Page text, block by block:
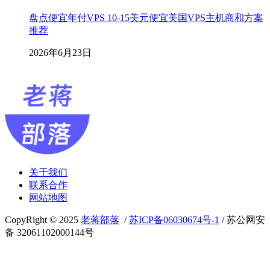
盘点便宜年付VPS 10-15美元便宜美国VPS主机商和方案
推荐
2026年6月23日
关于我们
联系合作
网站地图
CopyRight © 2025 老蒋部落 /苏ICP备06030674号-1 / 苏公网安
备 32061102000144号